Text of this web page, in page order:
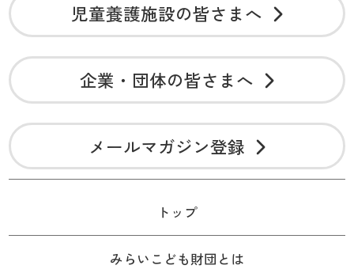
児童養護施設の皆さまへ
企業・団体の皆さまへ
メールマガジン登録
トップ
みらいこども財団とは